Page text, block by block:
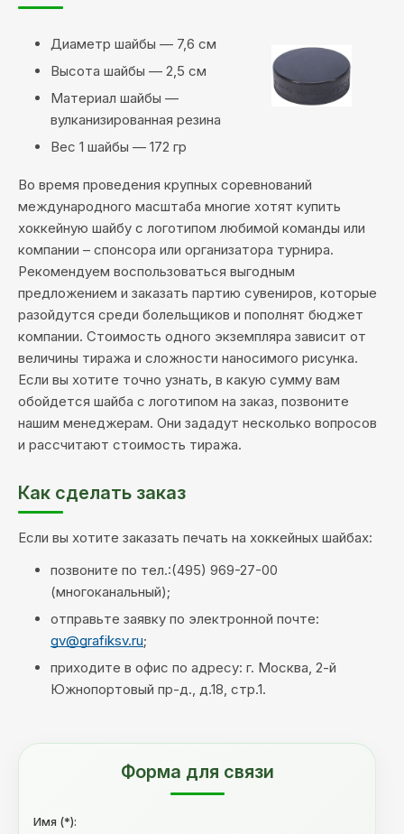
Диаметр шайбы — 7,6 см
Высота шайбы — 2,5 см
Материал шайбы —
вулканизированная резина
Вес 1 шайбы — 172 гр
Во время проведения крупных соревнований
международного масштаба многие хотят купить
хоккейную шайбу с логотипом любимой команды или
компании – спонсора или организатора турнира.
Рекомендуем воспользоваться выгодным
предложением и заказать партию сувениров, которые
разойдутся среди болельщиков и пополнят бюджет
компании. Стоимость одного экземпляра зависит от
величины тиража и сложности наносимого рисунка.
Если вы хотите точно узнать, в какую сумму вам
обойдется шайба с логотипом на заказ, позвоните
нашим менеджерам. Они зададут несколько вопросов
и рассчитают стоимость тиража.
Как сделать заказ
Если вы хотите заказать печать на хоккейных шайбах:
позвоните по тел.:(495) 969-27-00
(многоканальный);
отправьте заявку по электронной почте:
gv@grafiksv.ru;
приходите в офис по адресу: г. Москва, 2-й
Южнопортовый пр-д., д.18, стр.1.
Форма для связи
Имя (*):